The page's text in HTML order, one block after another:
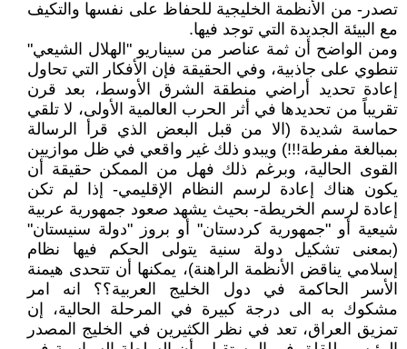
تصدر- من الأنظمة الخليجية للحفاظ على نفسها والتكيف
مع البيئة الجديدة التي توجد فيها.
ومن الواضح أن ثمة عناصر من سيناريو "الهلال الشيعي"
تنطوي على جاذبية، وفي الحقيقة فإن الأفكار التي تحاول
إعادة تحديد أراضي منطقة الشرق الأوسط، بعد قرن
تقريباً من تحديدها في أثر الحرب العالمية الأولى، لا تلقي
حماسة شديدة (الا من قبل البعض الذي قرأ الرسالة
بمبالغة مفرطة!!!) ويبدو ذلك غير واقعي في ظل موازيين
القوى الحالية، وبرغم ذلك فهل من الممكن حقيقة أن
يكون هناك إعادة لرسم النظام الإقليمي- إذا لم تكن
إعادة لرسم الخريطة- بحيث يشهد صعود جمهورية عربية
شيعية أو "جمهورية كردستان" أو بروز "دولة سنيستان"
(بمعنى تشكيل دولة سنية يتولى الحكم فيها نظام
إسلامي يناقض الأنظمة الراهنة)، يمكنها أن تتحدى هيمنة
الأسر الحاكمة في دول الخليج العربية؟؟ انه امر
مشكوك به الى درجة كبيرة في المرحلة الحالية، إن
تمزيق العراق، تعد في نظر الكثيرين في الخليج المصدر